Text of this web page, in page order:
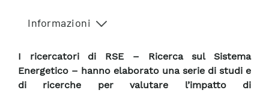
Informazioni
I ricercatori di RSE – Ricerca sul Sistema
Energetico – hanno elaborato una serie di studi e
di ricerche per valutare l’impatto di